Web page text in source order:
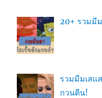
20+ รวมมี
รวมมีมเสแ
กวนตีน!